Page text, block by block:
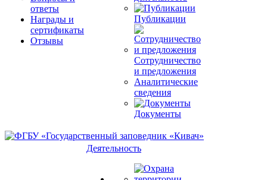
ответы
Награды и
сертификаты
Отзывы
Публикации
Сотрудничество
и предложения
Аналитические
сведения
Документы
Деятельность